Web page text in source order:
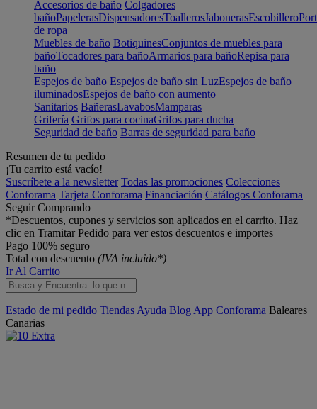
Accesorios de baño Colgadores
bañoPapelerasDispensadoresToallerosJabonerasEscobillero
de ropa
Muebles de baño BotiquinesConjuntos de muebles para
bañoTocadores para bañoArmarios para bañoRepisa para
baño
Espejos de baño Espejos de baño sin LuzEspejos de baño
iluminadosEspejos de baño con aumento
Sanitarios BañerasLavabosMamparas
Grifería Grifos para cocinaGrifos para ducha
Seguridad de baño Barras de seguridad para baño
Resumen de tu pedido
¡Tu carrito está vacío!
Suscríbete a la newsletter Todas las promociones Colecciones
Conforama Tarjeta Conforama Financiación Catálogos Conforama
Seguir Comprando
*Descuentos, cupones y servicios son aplicados en el carrito. Haz
clic en Tramitar Pedido para ver estos descuentos e importes
Pago 100% seguro
Total con descuento (IVA incluido*)
Ir Al Carrito
Estado de mi pedido Tiendas Ayuda Blog App Conforama Baleares
Canarias